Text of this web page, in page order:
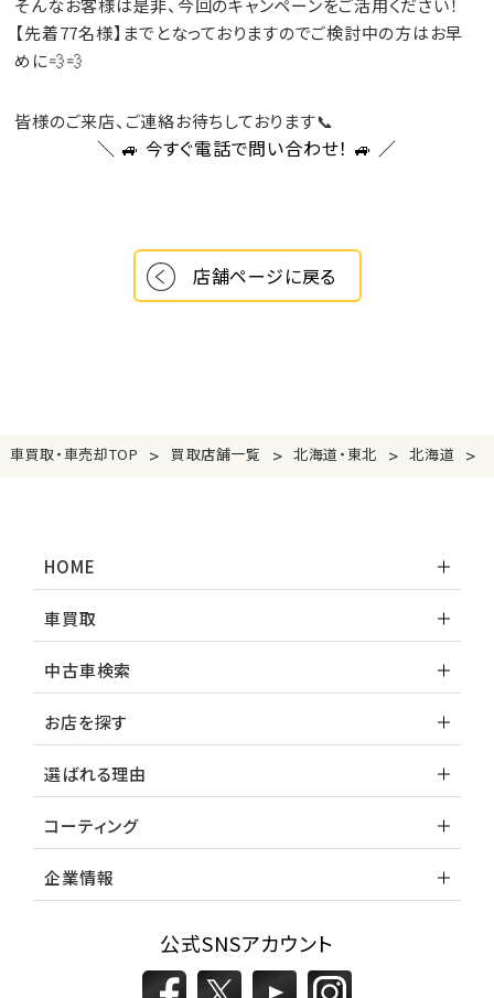
そんなお客様は是非、今回のキャンペーンをご活用ください！
【先着77名様】 までとなっておりますのでご検討中の方はお早
めに💨💨
皆様のご来店、ご連絡お待ちしております📞
＼ 🚙 今すぐ電話で問い合わせ！ 🚙 ／
店舗ページに戻る
車買取・車売却TOP > 買取店舗一覧 > 北海道・東北 > 北海道 >
HOME
車買取
中古車検索
お店を探す
選ばれる理由
コーティング
企業情報
公式SNSアカウント